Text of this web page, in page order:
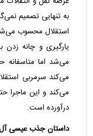
به تنهایی تصمیم
استقلال محسوب
یارگیری و چانه زدن
می‌شد اما
می‌کند سرمربی
می‌کند و این ماجرا
درآورده است.
داستان جذب عیسی آل